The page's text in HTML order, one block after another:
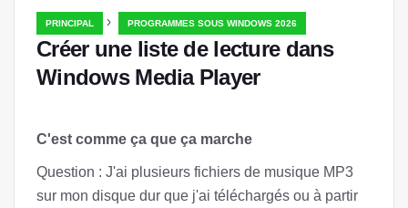
PRINCIPAL › PROGRAMMES SOUS WINDOWS 2026
Créer une liste de lecture dans
Windows Media Player
C'est comme ça que ça marche
Question : J'ai plusieurs fichiers de musique MP3
sur mon disque dur que j'ai téléchargés ou à partir